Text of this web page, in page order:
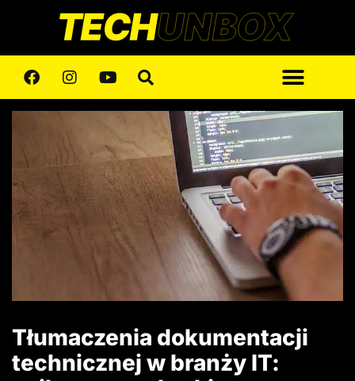
Tłumaczenia dokumentacji
technicznej w branży IT: